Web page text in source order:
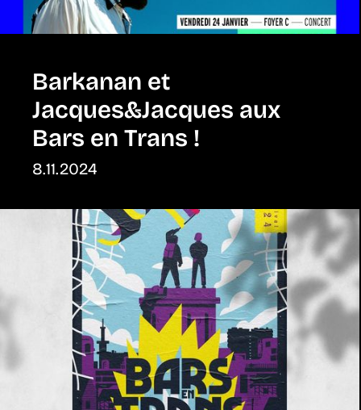
Barkanan et
Jacques&Jacques aux
Bars en Trans !
8.11.2024